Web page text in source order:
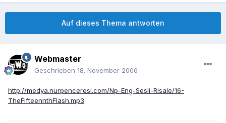
Auf dieses Thema antworten
Webmaster
Geschrieben 18. November 2006
http://medya.nurpenceresi.com/Np-Eng-Sesli-Risale/16-
TheFifteennthFlash.mp3